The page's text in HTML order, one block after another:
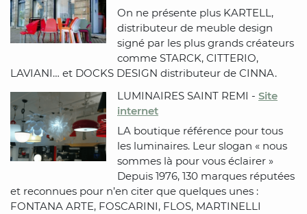
On ne présente plus KARTELL,
distributeur de meuble design
signé par les plus grands créateurs
comme STARCK, CITTERIO,
LAVIANI… et DOCKS DESIGN distributeur de CINNA.
LUMINAIRES SAINT REMI - Site
internet
LA boutique référence pour tous
les luminaires. Leur slogan « nous
sommes là pour vous éclairer »
Depuis 1976, 130 marques réputées
et reconnues pour n’en citer que quelques unes :
FONTANA ARTE, FOSCARINI, FLOS, MARTINELLI